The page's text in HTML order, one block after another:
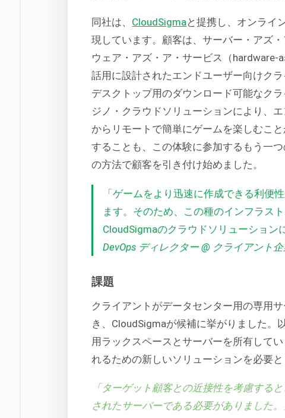
同社は、 CloudSigma と提携し、オンライ
現しています。顧客は、サーバー・アズ
ウェア・アズ・ア・サービス（
話用に設計されたエンドユーザー向けク
デスクトップ用のダウンロード可能なク
ジノ・クラウドソリューションにより、
からリモートで簡単にゲームを楽しむこ
することも、この体験に参加するもう一
の方法で顧客を引き付け始めました。
「ゲームをより迅速に作成できる利便
ます。そのため、この種のインフラス
CloudSigmaのクラウドソリューション
DevOps ディレクター @ クライアント
課題
クライアントがデータセンター用の専用
き、CloudSigmaが候補に挙がりました。
用ラックスペースとサーバーを所有して
れるための新しいソリューションを必要と
「ターゲット顧客との近接性を考慮する
されたサーバーである必要がありました。